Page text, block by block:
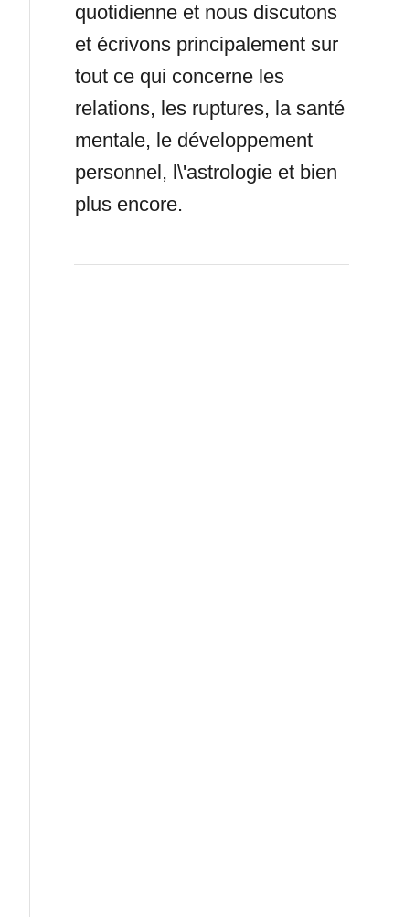
quotidienne et nous discutons
et écrivons principalement sur
tout ce qui concerne les
relations, les ruptures, la santé
mentale, le développement
personnel, l\'astrologie et bien
plus encore.